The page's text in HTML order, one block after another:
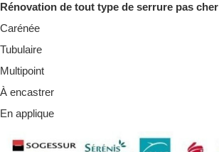
Rénovation de tout type de serrure pas cher
Carénée
Tubulaire
Multipoint
À encastrer
En applique